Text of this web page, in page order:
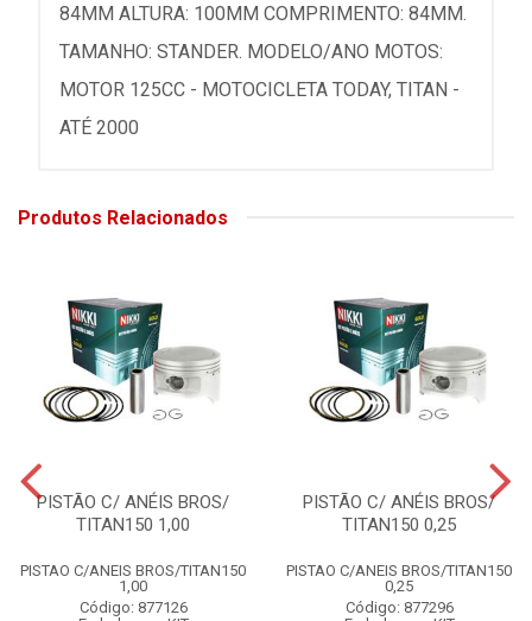
84MM ALTURA: 100MM COMPRIMENTO: 84MM.
TAMANHO: STANDER. MODELO/ANO MOTOS:
MOTOR 125CC - MOTOCICLETA TODAY, TITAN -
ATÉ 2000
Produtos Relacionados
PISTÃO C/ ANÉIS BROS/
TITAN150 1,00
PISTAO C/ANEIS BROS/TITAN150
1,00
Código: 877126
PISTÃO C/ ANÉIS BROS/
TITAN150 0,25
PISTAO C/ANEIS BROS/TITAN150
0,25
Código: 877296